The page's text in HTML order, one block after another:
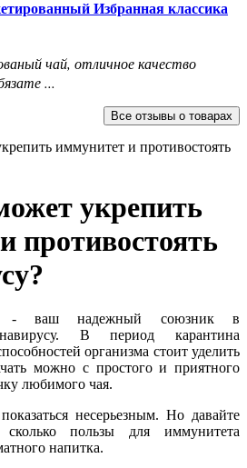
Избранная классика
чай, отличное качество
...
Все отзывы о товарах
иммунитет и противостоять
укрепить
противостоять
- ваш надежный союзник в
В период карантина
организма стоит уделить
можно с простого и приятного
любимого чая.
несерьезным. Но давайте
сколько пользы для иммунитета
напитка.